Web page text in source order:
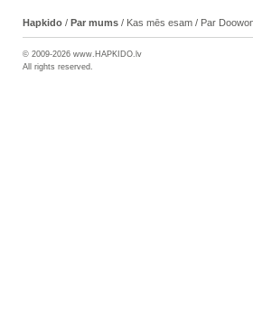
Hapkido / Par mums / Kas mēs esam / Par
© 2009-2026 www. HAPKIDO.lv
All rights reserved.